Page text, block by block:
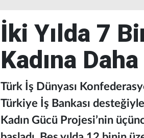
İki Yılda 7
Kadına
Türk İş Dünyası
Türkiye İş Bankası
Kadın Gücü Projesi’nin